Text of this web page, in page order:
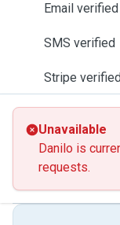
Email verified
SMS verified
Stripe
Unavailable
Danilo is
requests.